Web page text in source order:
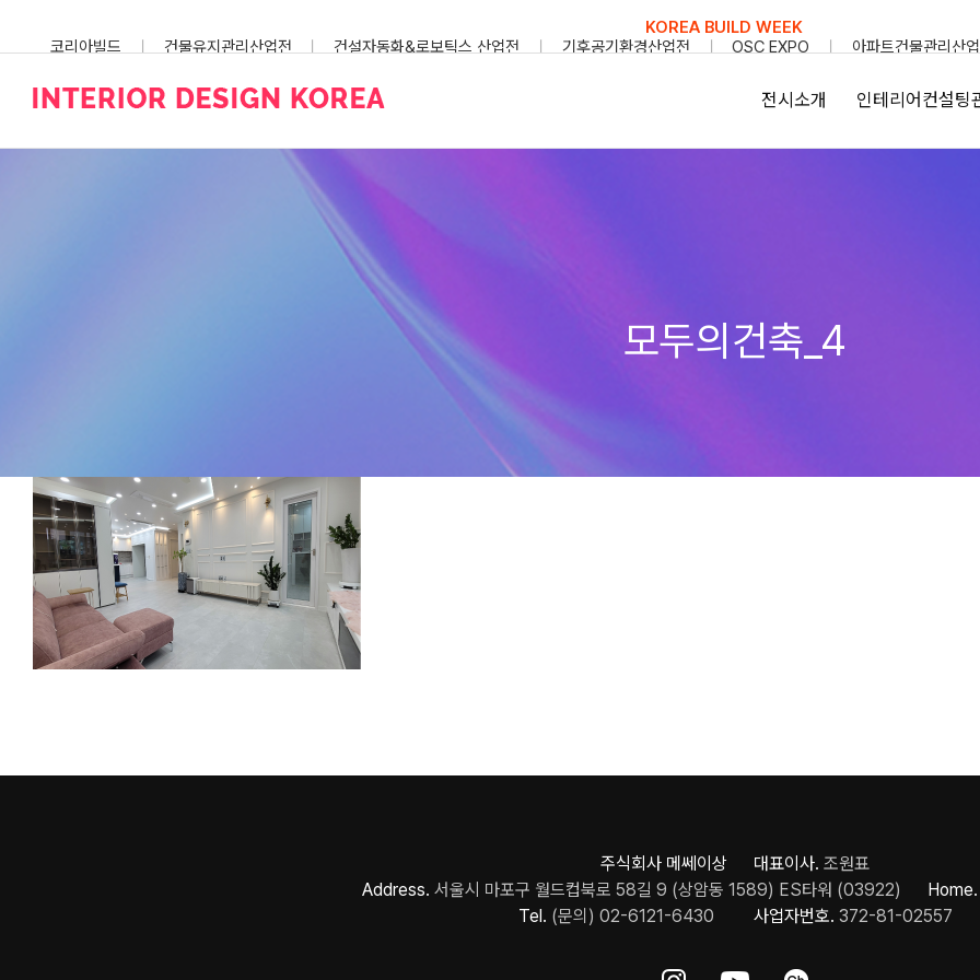
KOREA BUILD WEEK
코리아빌드
건물유지관리산업전 건설자동화&로보틱스 산업전 기후공기환경산업전 OSC EXPO 아파트건물관리산
전시소개 인테리어컨설팅
모두의건축_4
주식회사 메쎄이상 대표이사. 조원표
Address. 서울시 마포구 월드컵북로 58길 9 (상암동 1589) ES타워 (03922) Home.
Tel. (문의) 02-6121-6430 사업자번호. 372-81-02557